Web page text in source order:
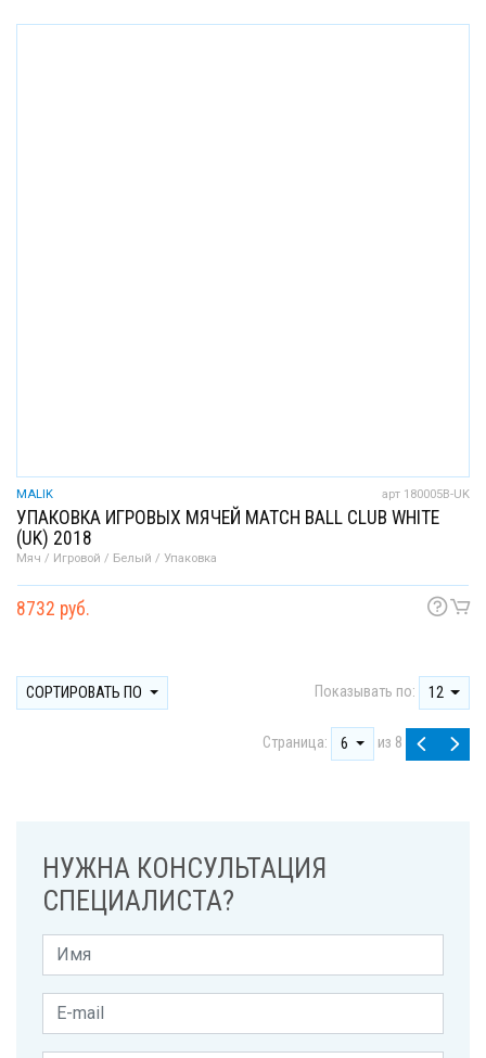
MALIK арт 180005B-UK
УПАКОВКА ИГРОВЫХ МЯЧЕЙ MATCH BALL CLUB WHITE
(UK) 2018
Мяч / Игровой / Белый / Упаковка
8732 руб.
СОРТИРОВАТЬ ПО Показывать по: 12
Страница: 6 из 8
НУЖНА КОНСУЛЬТАЦИЯ
СПЕЦИАЛИСТА?